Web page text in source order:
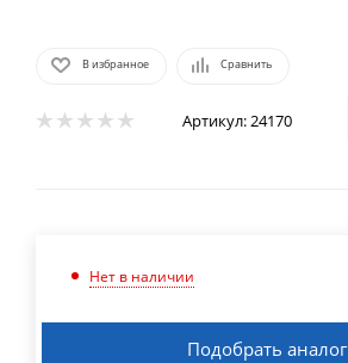
В избранное Сравнить
Артикул:24170
Нет в наличии
Подобрать аналог